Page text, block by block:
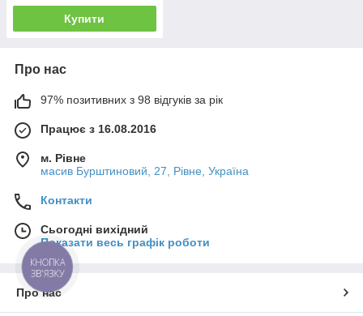
Купити
Про нас
97% позитивних з 98 відгуків за рік
Працює з 16.08.2016
м. Рівне
масив Бурштиновий, 27, Рівне, Україна
Контакти
Сьогодні вихідний
Показати весь графік роботи
Про нас
КНОПКА
ЗВ'ЯЗКУ